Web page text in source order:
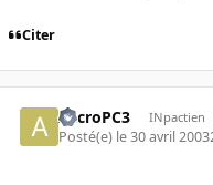
Citer
AccroPC3 INpactien
Posté(e) le 30 avril 2003